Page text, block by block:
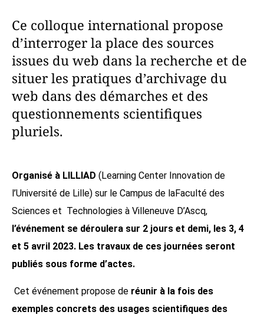
Ce colloque international propose
d’interroger la place des sources
issues du web dans la recherche et de
situer les pratiques d’archivage du
web dans des démarches et des
questionnements scientifiques
pluriels.
Organisé à LILLIAD (Learning Center Innovation de
l’Université de Lille) sur le Campus de laFaculté des
Sciences et Technologies à Villeneuve D’Ascq,
l’événement se déroulera sur 2 jours et demi, les 3, 4
et 5 avril 2023. Les travaux de ces journées seront
publiés sous forme d’actes.
Cet événement propose de réunir à la fois des
exemples concrets des usages scientifiques des